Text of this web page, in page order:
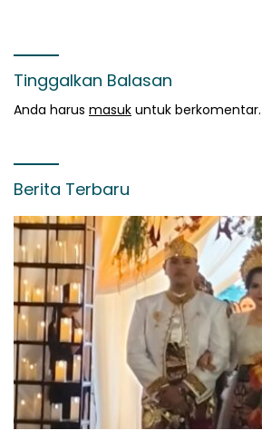
Tinggalkan Balasan
Anda harus masuk untuk berkomentar.
Berita Terbaru